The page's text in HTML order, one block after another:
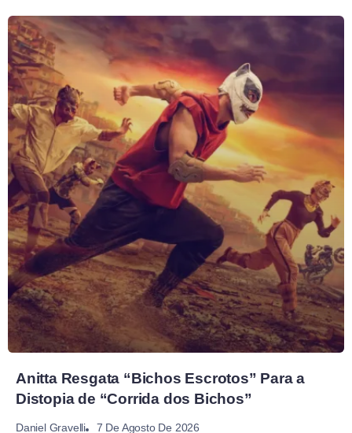
Anitta Resgata “Bichos Escrotos” Para a
Distopia de “Corrida dos Bichos”
Daniel Gravelli 7 De Agosto De 2026